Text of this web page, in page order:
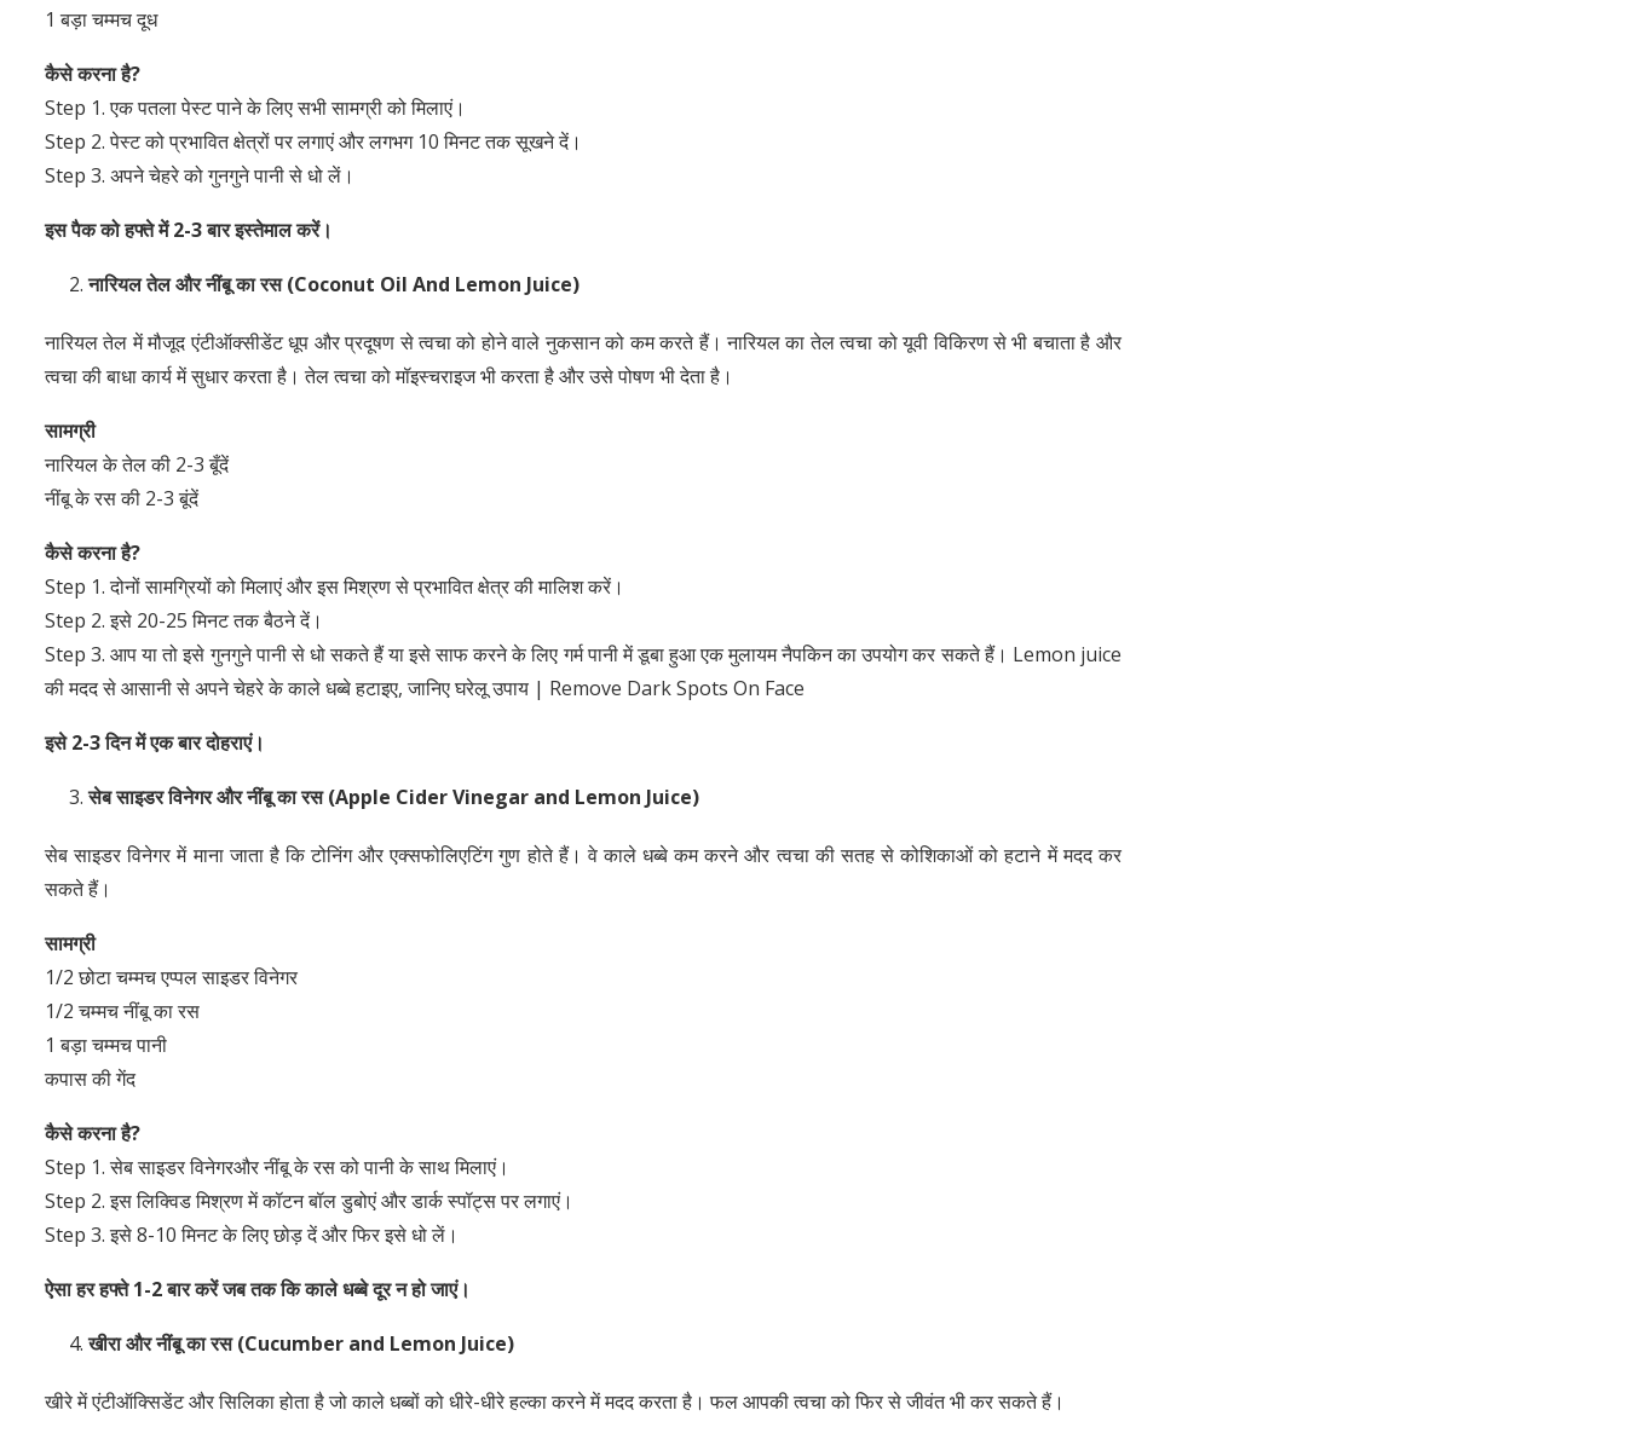
1 बड़ा चम्मच दूध
कैसे करना है?
Step 1. एक पतला पेस्ट पाने के लिए सभी सामग्री को मिलाएं।
Step 2. पेस्ट को प्रभावित क्षेत्रों पर लगाएं और लगभग 10 मिनट तक सूखने दें।
Step 3. अपने चेहरे को गुनगुने पानी से धो लें।
इस पैक को हफ्ते में2-3बार इस्तेमाल करें।
नारियल तेल और नींबू का रस(Coconut Oil And Lemon Juice)
नारियल तेल में मौजूद एंटीऑक्सीडेंट धूप और प्रदूषण से त्वचा को होने वाले नुकसान को कम करते हैं। नारियल का तेल त्वचा को यूवी विकिरण से भी बचाता है और
त्वचा की बाधा कार्य में सुधार करता है। तेल त्वचा को मॉइस्चराइज भी करता है और उसे पोषण भी देता है।
सामग्री
नारियल के तेल की 2-3 बूँदें
नींबू के रस की 2-3 बूंदें
कैसे करना है?
Step 1. दोनों सामग्रियों को मिलाएं और इस मिश्रण से प्रभावित क्षेत्र की मालिश करें।
Step 2. इसे 20-25 मिनट तक बैठने दें।
Step 3. आप या तो इसे गुनगुने पानी से धो सकते हैं या इसे साफ करने के लिए गर्म पानी में डूबा हुआ एक मुलायम नैपकिन का उपयोग कर सकते हैं। Lemon juice
की मदद से आसानी से अपने चेहरे के काले धब्बे हटाइए, जानिए घरेलू उपाय | Remove Dark Spots On Face
इसे2-3दिन में एक बार दोहराएं।
सेब साइडर विनेगर और नींबू का रस(Apple Cider Vinegar and Lemon Juice)
सेब साइडर विनेगर में माना जाता है कि टोनिंग और एक्सफोलिएटिंग गुण होते हैं। वे काले धब्बे कम करने और त्वचा की सतह से कोशिकाओं को हटाने में मदद कर
सकते हैं।
सामग्री
1/2 छोटा चम्मच एप्पल साइडर विनेगर
1/2 चम्मच नींबू का रस
1 बड़ा चम्मच पानी
कपास की गेंद
कैसे करना है?
Step 1. सेब साइडर विनेगरऔर नींबू के रस को पानी के साथ मिलाएं।
Step 2. इस लिक्विड मिश्रण में कॉटन बॉल डुबोएं और डार्क स्पॉट्स पर लगाएं।
Step 3. इसे 8-10 मिनट के लिए छोड़ दें और फिर इसे धो लें।
ऐसा हर हफ्ते1-2बार करें जब तक कि काले धब्बे दूर न हो जाएं।
खीरा और नींबू का रस(Cucumber and Lemon Juice)
खीरे में एंटीऑक्सिडेंट और सिलिका होता है जो काले धब्बों को धीरे-धीरे हल्का करने में मदद करता है। फल आपकी त्वचा को फिर से जीवंत भी कर सकते हैं।